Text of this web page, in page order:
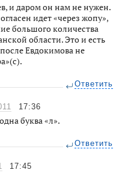
и даром он нам не нужен.
идет «через жопу»,
большого количества
области. Это и есть
Евдокимова не
Ответить
17:36
буква «л».
Ответить
17:45